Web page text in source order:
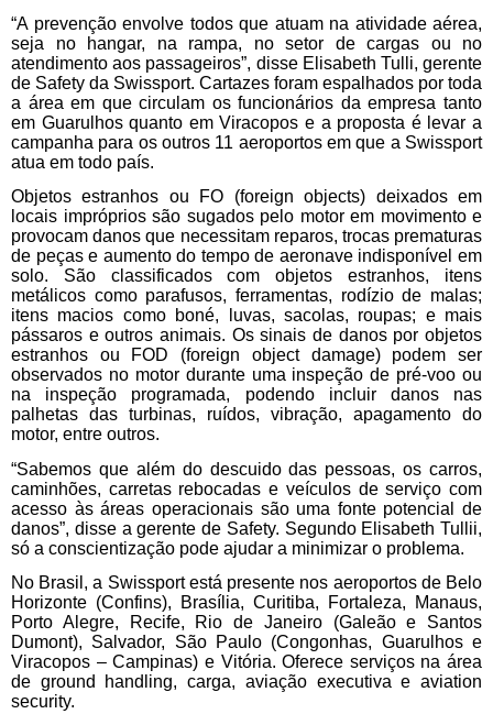
“A prevenção envolve todos que atuam na atividade aérea,
seja no hangar, na rampa, no setor de cargas ou no
atendimento aos passageiros”, disse Elisabeth Tulli, gerente
de Safety da Swissport. Cartazes foram espalhados por toda
a área em que circulam os funcionários da empresa tanto
em Guarulhos quanto em Viracopos e a proposta é levar a
campanha para os outros 11 aeroportos em que a Swissport
atua em todo país.
Objetos estranhos ou FO (foreign objects) deixados em
locais impróprios são sugados pelo motor em movimento e
provocam danos que necessitam reparos, trocas prematuras
de peças e aumento do tempo de aeronave indisponível em
solo. São classificados com objetos estranhos, itens
metálicos como parafusos, ferramentas, rodízio de malas;
itens macios como boné, luvas, sacolas, roupas; e mais
pássaros e outros animais. Os sinais de danos por objetos
estranhos ou FOD (foreign object damage) podem ser
observados no motor durante uma inspeção de pré-voo ou
na inspeção programada, podendo incluir danos nas
palhetas das turbinas, ruídos, vibração, apagamento do
motor, entre outros.
“Sabemos que além do descuido das pessoas, os carros,
caminhões, carretas rebocadas e veículos de serviço com
acesso às áreas operacionais são uma fonte potencial de
danos”, disse a gerente de Safety. Segundo Elisabeth Tullii,
só a conscientização pode ajudar a minimizar o problema.
No Brasil, a Swissport está presente nos aeroportos de Belo
Horizonte (Confins), Brasília, Curitiba, Fortaleza, Manaus,
Porto Alegre, Recife, Rio de Janeiro (Galeão e Santos
Dumont), Salvador, São Paulo (Congonhas, Guarulhos e
Viracopos – Campinas) e Vitória. Oferece serviços na área
de ground handling, carga, aviação executiva e aviation
security.